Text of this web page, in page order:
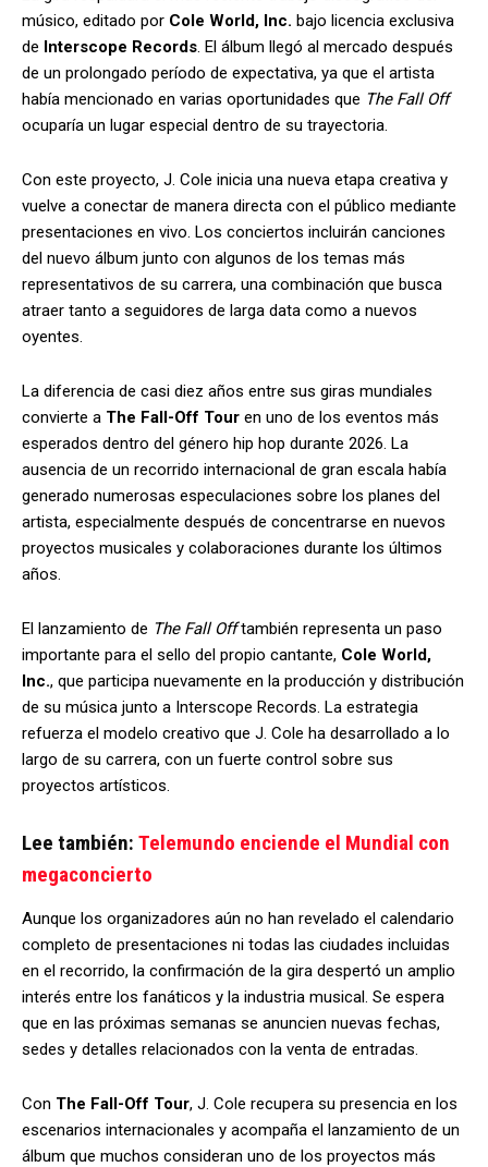
músico, editado por Cole World, Inc. bajo licencia exclusiva
de Interscope Records. El álbum llegó al mercado después
de un prolongado período de expectativa, ya que el artista
había mencionado en varias oportunidades que The Fall Off
ocuparía un lugar especial dentro de su trayectoria.
Con este proyecto, J. Cole inicia una nueva etapa creativa y
vuelve a conectar de manera directa con el público mediante
presentaciones en vivo. Los conciertos incluirán canciones
del nuevo álbum junto con algunos de los temas más
representativos de su carrera, una combinación que busca
atraer tanto a seguidores de larga data como a nuevos
oyentes.
La diferencia de casi diez años entre sus giras mundiales
convierte a The Fall-Off Tour en uno de los eventos más
esperados dentro del género hip hop durante 2026. La
ausencia de un recorrido internacional de gran escala había
generado numerosas especulaciones sobre los planes del
artista, especialmente después de concentrarse en nuevos
proyectos musicales y colaboraciones durante los últimos
años.
El lanzamiento de The Fall Offtambién representa un paso
importante para el sello del propio cantante, Cole World,
Inc., que participa nuevamente en la producción y distribución
de su música junto a Interscope Records. La estrategia
refuerza el modelo creativo que J. Cole ha desarrollado a lo
largo de su carrera, con un fuerte control sobre sus
proyectos artísticos.
Lee también: Telemundo enciende el Mundial con
megaconcierto
Aunque los organizadores aún no han revelado el calendario
completo de presentaciones ni todas las ciudades incluidas
en el recorrido, la confirmación de la gira despertó un amplio
interés entre los fanáticos y la industria musical. Se espera
que en las próximas semanas se anuncien nuevas fechas,
sedes y detalles relacionados con la venta de entradas.
Con The Fall-Off Tour, J. Cole recupera su presencia en los
escenarios internacionales y acompaña el lanzamiento de un
álbum que muchos consideran uno de los proyectos más